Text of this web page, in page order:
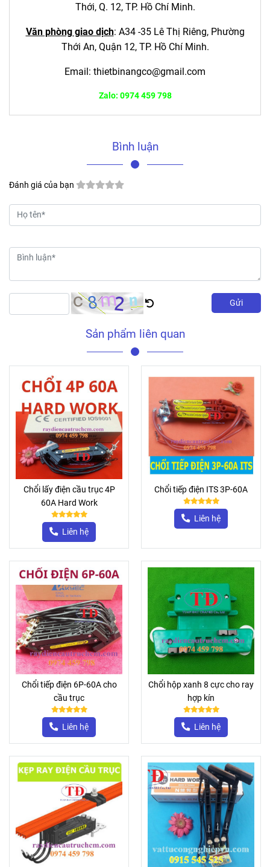
Thới, Q. 12, TP. Hồ Chí Minh.
Văn phòng giao dịch: A34 -35 Lê Thị Riêng, Phường
Thới An, Quận 12, TP. Hồ Chí Minh.
Email: thietbinangco@gmail.com
Zalo: 0974 459 798
Bình luận
Đánh giá của bạn
Gửi
Sản phẩm liên quan
Chổi lấy điện cầu trục 4P
60A Hard Work
Liên hệ
Chổi tiếp điện ITS 3P-60A
Liên hệ
Chổi tiếp điện 6P-60A cho
cầu trục
Liên hệ
Chổi hộp xanh 8 cực cho ray
hợp kín
Liên hệ